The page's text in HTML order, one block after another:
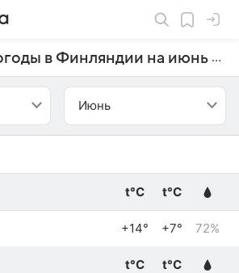
Прогноз погоды в Финляндии на июнь 2010 года
Июнь
t°C t°C
+14° +7° 72%
t°C t°C